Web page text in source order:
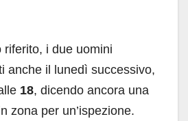
riferito, i due uomini
anche il lunedì successivo,
18, dicendo ancora una
zona per un’ispezione.